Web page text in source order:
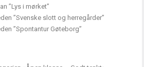
”Lys i mørket”
”Svenske slott og herregårder”
”Spontantur Gøteborg”